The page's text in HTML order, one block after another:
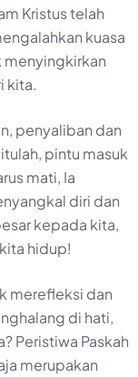
Kristus telah
kuasa
menyingkirkan
kita.
penyaliban dan
pintu masuk
mati, Ia
diri dan
kepada kita,
hidup!
merefleksi dan
di hati,
Peristiwa Paskah
merupakan